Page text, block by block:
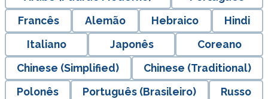
Francês
Alemão Hebraico
Hindi
Italiano
Japonês
Coreano
Chinese (Simplified)
Chinese (Traditional)
Polonês
Português (Brasileiro)
Russo